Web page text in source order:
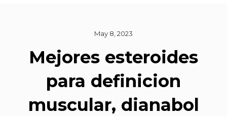
May 8, 2023
Mejores esteroides
para definicion
muscular, dianabol